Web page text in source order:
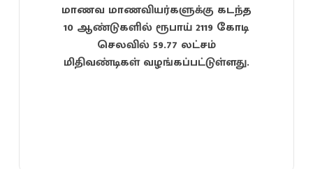
மாணவ மாணவியர்களுக்கு கடந்த
10 ஆண்டுகளில் ரூபாய் 2119 கோடி
செலவில் 59.77 லட்சம்
மிதிவண்டிகள் வழங்கப்பட்டுள்ளது.